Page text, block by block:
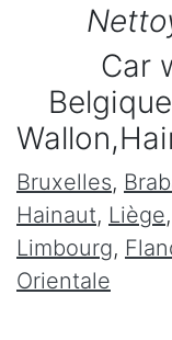
Car
Bruxelles,
Hainaut, Liège,
Limbourg,
Orientale